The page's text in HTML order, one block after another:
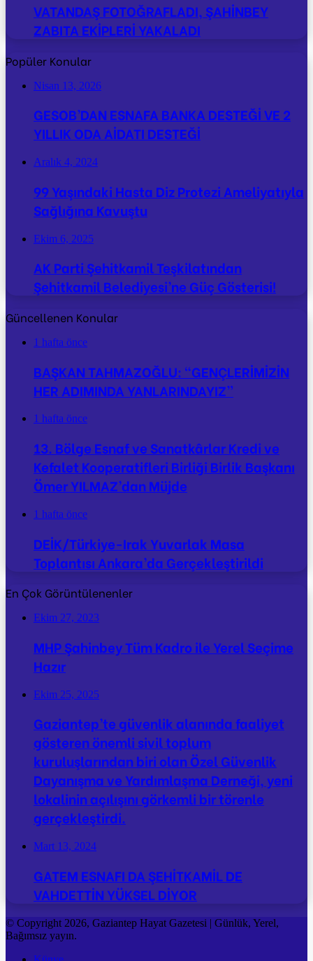
VATANDAŞ FOTOĞRAFLADI, ŞAHİNBEY
ZABITA EKİPLERİ YAKALADI
Popüler Konular
Nisan 13, 2026
GESOB’DAN ESNAFA BANKA DESTEĞİ VE 2
YILLIK ODA AİDATI DESTEĞİ
Aralık 4, 2024
99 Yaşındaki Hasta Diz Protezi Ameliyatıyla
Sağlığına Kavuştu
Ekim 6, 2025
AK Parti Şehitkamil Teşkilatından
Şehitkamil Belediyesi’ne Güç Gösterisi!
Güncellenen Konular
1 hafta önce
BAŞKAN TAHMAZOĞLU: “GENÇLERİMİZİN
HER ADIMINDA YANLARINDAYIZ”
1 hafta önce
13. Bölge Esnaf ve Sanatkârlar Kredi ve
Kefalet Kooperatifleri Birliği Birlik Başkanı
Ömer YILMAZ’dan Müjde
1 hafta önce
DEİK/Türkiye-Irak Yuvarlak Masa
Toplantısı Ankara’da Gerçekleştirildi
En Çok Görüntülenenler
Ekim 27, 2023
MHP Şahinbey Tüm Kadro ile Yerel Seçime
Hazır
Ekim 25, 2025
Gaziantep’te güvenlik alanında faaliyet
gösteren önemli sivil toplum
kuruluşlarından biri olan Özel Güvenlik
Dayanışma ve Yardımlaşma Derneği, yeni
lokalinin açılışını görkemli bir törenle
gerçekleştirdi.
Mart 13, 2024
GATEM ESNAFI DA ŞEHİTKAMİL DE
VAHDETTİN YÜKSEL DİYOR
© Copyright 2026, Gaziantep Hayat Gazetesi | Günlük, Yerel,
Bağımsız yayın.